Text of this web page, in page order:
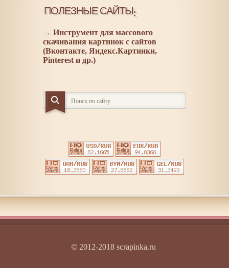
ПОЛЕЗНЫЕ САЙТЫ:
→ Инструмент для массового
скачивания картинок с сайтов
(Вконтакте, Яндекс.Картинки,
Pinterest и др.)
© 2012-2018 scrapinka.ru